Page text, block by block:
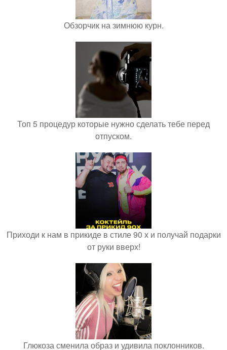
Обзорчик на зимнюю курн.
Топ 5 процедур которые нужно сделать тебе перед
отпуском.
Приходи к нам в прикиде в стиле 90 х и получай подарки
от руки вверх!
Глюкоза сменила образ и удивила поклонников.